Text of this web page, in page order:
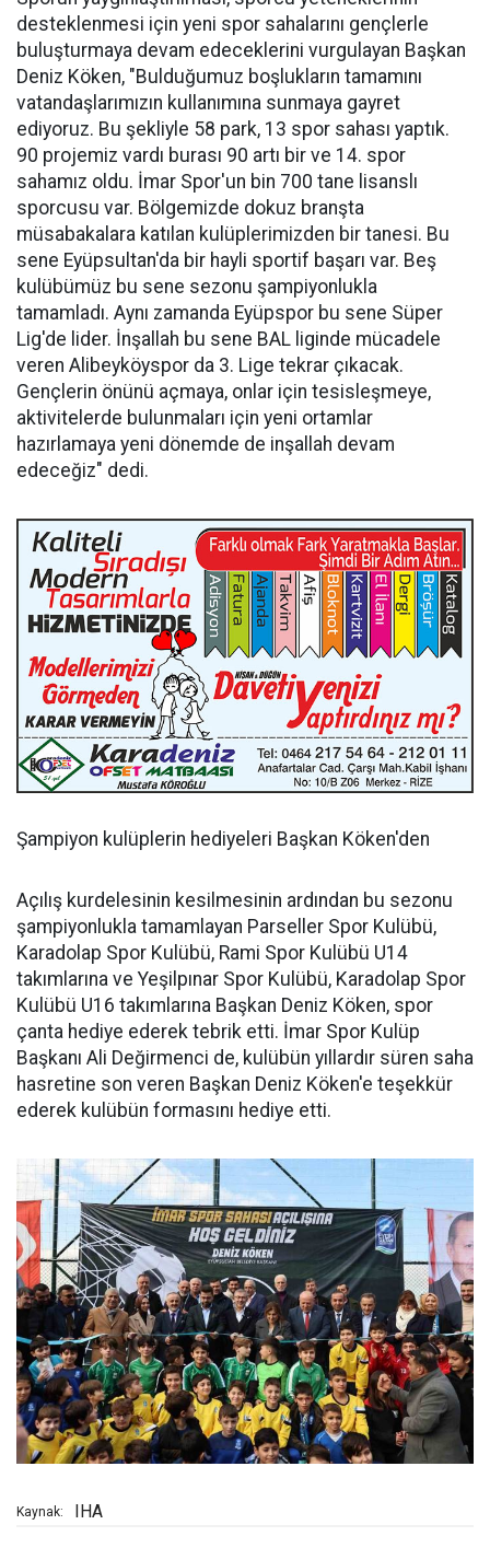
desteklenmesi için yeni spor sahalarını gençlerle
buluşturmaya devam edeceklerini vurgulayan Başkan
Deniz Köken, "Bulduğumuz boşlukların tamamını
vatandaşlarımızın kullanımına sunmaya gayret
ediyoruz. Bu şekliyle 58 park, 13 spor sahası yaptık.
90 projemiz vardı burası 90 artı bir ve 14. spor
sahamız oldu. İmar Spor'un bin 700 tane lisanslı
sporcusu var. Bölgemizde dokuz branşta
müsabakalara katılan kulüplerimizden bir tanesi. Bu
sene Eyüpsultan'da bir hayli sportif başarı var. Beş
kulübümüz bu sene sezonu şampiyonlukla
tamamladı. Aynı zamanda Eyüpspor bu sene Süper
Lig'de lider. İnşallah bu sene BAL liginde mücadele
veren Alibeyköyspor da 3. Lige tekrar çıkacak.
Gençlerin önünü açmaya, onlar için tesisleşmeye,
aktivitelerde bulunmaları için yeni ortamlar
hazırlamaya yeni dönemde de inşallah devam
edeceğiz" dedi.
Şampiyon kulüplerin hediyeleri Başkan Köken'den
Açılış kurdelesinin kesilmesinin ardından bu sezonu
şampiyonlukla tamamlayan Parseller Spor Kulübü,
Karadolap Spor Kulübü, Rami Spor Kulübü U14
takımlarına ve Yeşilpınar Spor Kulübü, Karadolap Spor
Kulübü U16 takımlarına Başkan Deniz Köken, spor
çanta hediye ederek tebrik etti. İmar Spor Kulüp
Başkanı Ali Değirmenci de, kulübün yıllardır süren saha
hasretine son veren Başkan Deniz Köken'e teşekkür
ederek kulübün formasını hediye etti.
Kaynak: IHA